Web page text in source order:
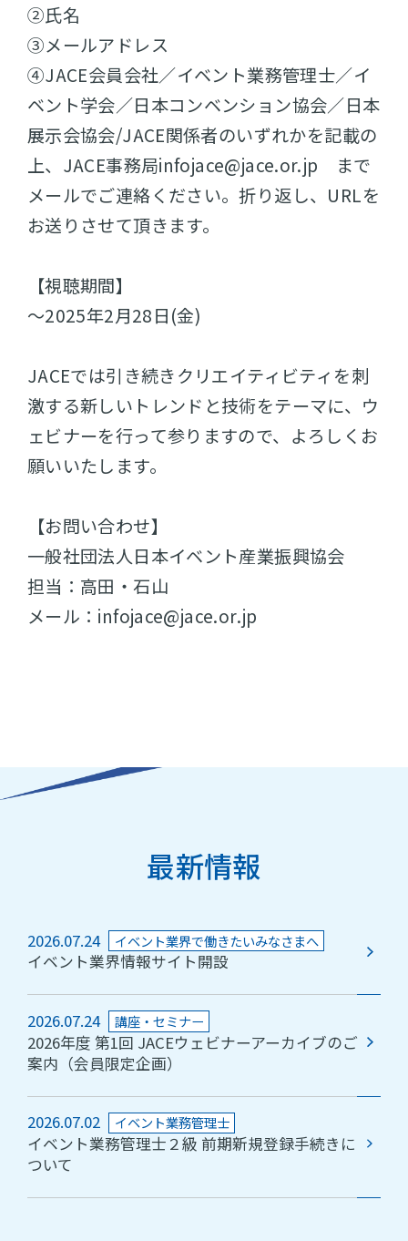
②氏名
③メールアドレス
④JACE会員会社／イベント業務管理士／イ
ベント学会／日本コンベンション協会／日本
展示会協会/JACE関係者のいずれかを記載の
上、JACE事務局infojace@jace.or.jp まで
メールでご連絡ください。折り返し、URLを
お送りさせて頂きます。
【視聴期間】
～2025年2月28日(金)
JACEでは引き続きクリエイティビティを刺
激する新しいトレンドと技術をテーマに、ウ
ェビナーを行って参りますので、よろしくお
願いいたします。
【お問い合わせ】
一般社団法人日本イベント産業振興協会
担当：高田・石山
メール：infojace@jace.or.jp
最新情報
2026.07.24 イベント業界で働きたいみなさまへ
イベント業界情報サイト開設
2026.07.24 講座・セミナー
2026年度 第1回 JACEウェビナーアーカイブのご
案内（会員限定企画）
2026.07.02 イベント業務管理士
イベント業務管理士２級 前期新規登録手続きに
ついて